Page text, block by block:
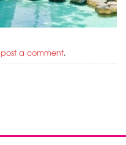
post a comment.